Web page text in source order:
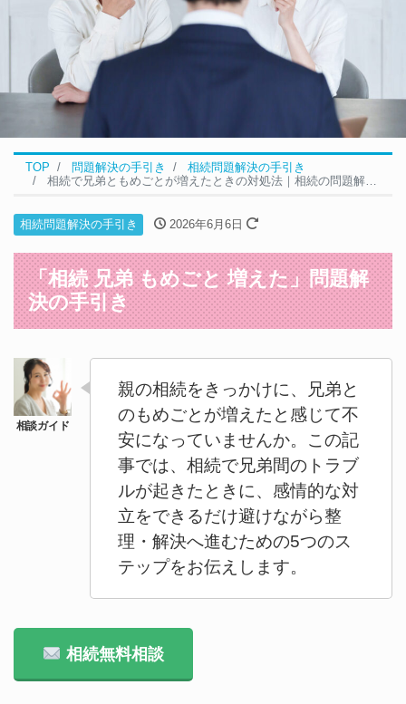
TOP 問題解決の手引き
相続問題解決の手引き
相続で兄弟ともめごとが増えたときの対処法｜相続の問題解決の5ステップ
相続問題解決の手引き 2026年6月6日
「相続 兄弟 もめごと 増えた」問題解
決の手引き
親の相続をきっかけに、兄弟と
のもめごとが増えたと感じて不
安になっていませんか。この記
事では、相続で兄弟間のトラブ
ルが起きたときに、感情的な対
立をできるだけ避けながら整
理・解決へ進むための5つのス
テップをお伝えします。
相続無料相談